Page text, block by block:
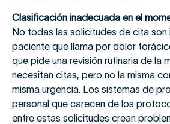
Clasificación inadecuada en el
No todas las solicitudes de cita son
paciente que llama por dolor
que pide una revisión rutinaria de la
necesitan citas, pero no la misma
misma urgencia. Los sistemas de
personal que carecen de los
entre estas solicitudes crean